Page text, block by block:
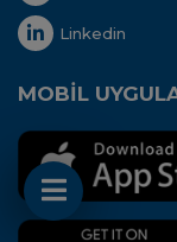
Linkedin
MOBİL